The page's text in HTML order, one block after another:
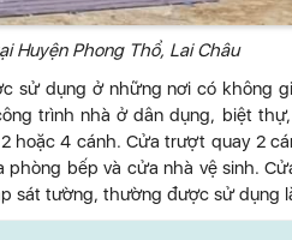
Huyện Phong Thổ, Lai Châu
sử dụng ở những nơi có không
trình nhà ở dân dụng, biệt
hoặc 4 cánh. Cửa trượt quay 2
bếp và cửa nhà vệ sinh.
sát tường, thường được sử dụng